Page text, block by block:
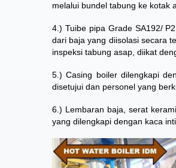
melalui bundel tabung ke kotak
4.) Tuibe pipa Grade SA192/
dari baja yang diisolasi secara
inspeksi tabung asap, diikat
5.) Casing boiler dilengkapi
disetujui dan personel yang
6.) Lembaran baja, serat
yang dilengkapi dengan kaca